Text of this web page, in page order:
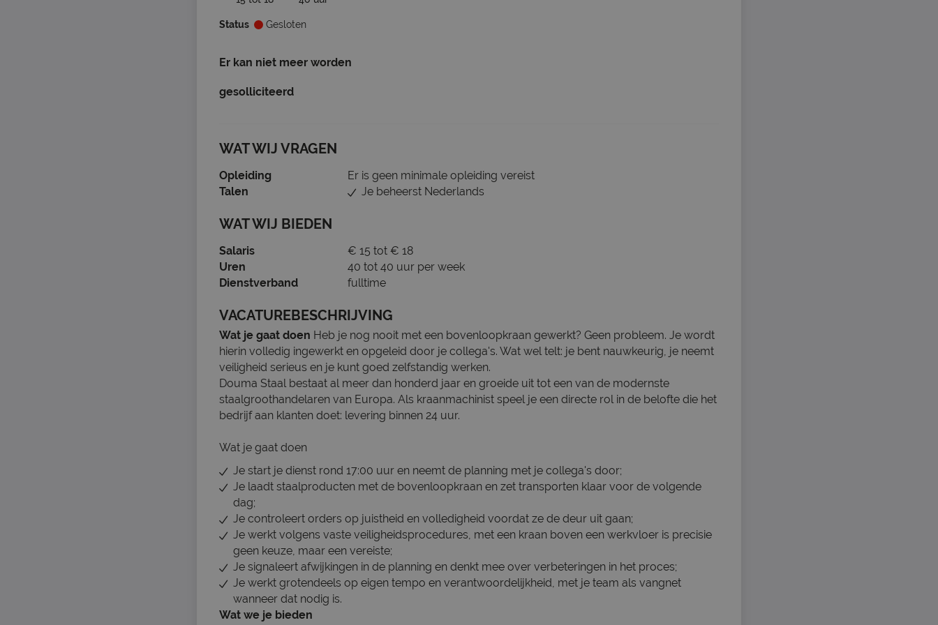
Status Gesloten
Er kan niet meer worden
gesolliciteerd
WAT WIJ VRAGEN
Opleiding
Er is geen minimale opleiding vereist
Talen
Je beheerst Nederlands
WAT WIJ BIEDEN
Salaris
€ 15 tot € 18
Uren
40 tot 40 uur per week
Dienstverband
fulltime
VACATUREBESCHRIJVING
Wat je gaat doen Heb je nog nooit met een bovenloopkraan gewerkt? Geen probleem. Je wordt
hierin volledig ingewerkt en opgeleid door je collega's. Wat wel telt: je bent nauwkeurig, je neemt
veiligheid serieus en je kunt goed zelfstandig werken.
Douma Staal bestaat al meer dan honderd jaar en groeide uit tot een van de modernste
staalgroothandelaren van Europa. Als kraanmachinist speel je een directe rol in de belofte die het
bedrijf aan klanten doet: levering binnen 24 uur.
Wat je gaat doen
Je start je dienst rond 17:00 uur en neemt de planning met je collega's door;
Je laadt staalproducten met de bovenloopkraan en zet transporten klaar voor de volgende
dag;
Je controleert orders op juistheid en volledigheid voordat ze de deur uit gaan;
Je werkt volgens vaste veiligheidsprocedures, met een kraan boven een werkvloer is precisie
geen keuze, maar een vereiste;
Je signaleert afwijkingen in de planning en denkt mee over verbeteringen in het proces;
Je werkt grotendeels op eigen tempo en verantwoordelijkheid, met je team als vangnet
wanneer dat nodig is.
Wat we je bieden